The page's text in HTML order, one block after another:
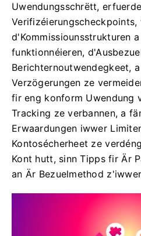
Uwendungsschrëtt,
Verifizéierungscheckpoints,
d'Kommissiounsstrukturen
funktionnéieren,
Berichternoutwendegkeet,
Verzögerungen ze
fir eng konform Uwendung
Tracking ze verbannen, a
Erwaardungen iwwer
Kontosécherheet ze
Kont hutt, sinn Tipps fir Är
an Är Bezuelmethod